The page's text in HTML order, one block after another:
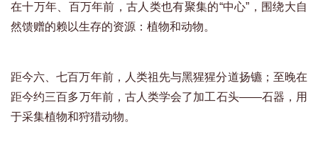
在十万年、百万年前，古人类也有聚集的“中心”，围绕大自
然馈赠的赖以生存的资源：植物和动物。
距今六、七百万年前，人类祖先与黑猩猩分道扬镳；至晚在
距今约三百多万年前，古人类学会了加工石头——石器，用
于采集植物和狩猎动物。